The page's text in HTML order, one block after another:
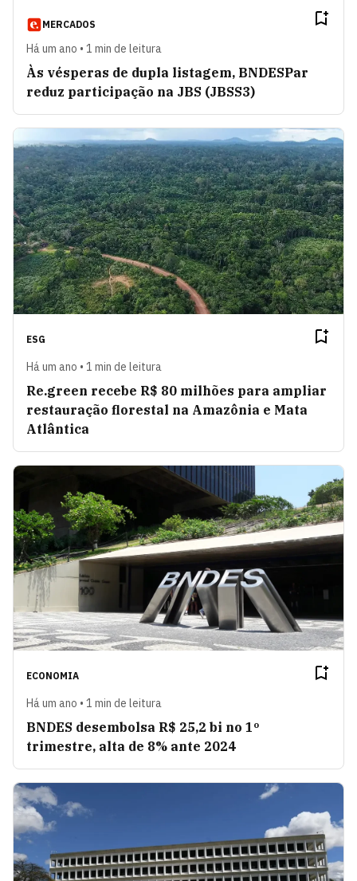
MERCADOS
Há um ano • 1 min de leitura
Às vésperas de dupla listagem, BNDESPar
reduz participação na JBS (JBSS3)
ESG
Há um ano • 1 min de leitura
Re.green recebe R$ 80 milhões para ampliar
restauração florestal na Amazônia e Mata
Atlântica
ECONOMIA
Há um ano • 1 min de leitura
BNDES desembolsa R$ 25,2 bi no 1º
trimestre, alta de 8% ante 2024